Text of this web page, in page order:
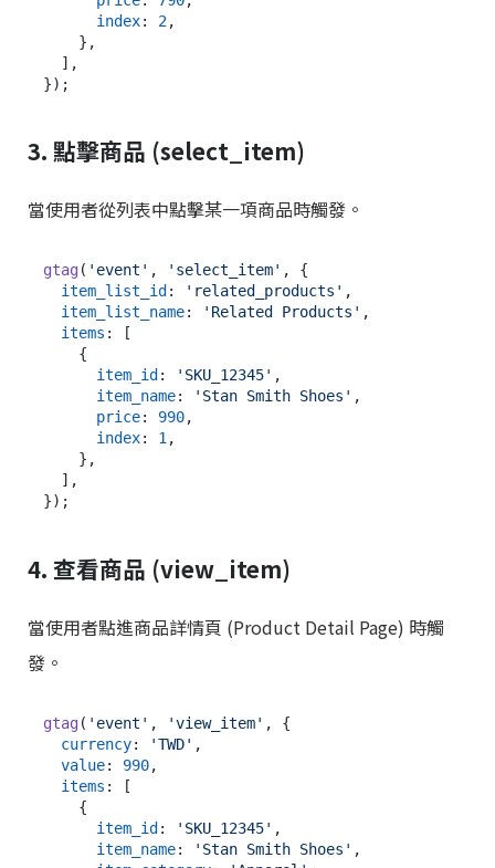
index: 2,
3. 點擊商品 (select_item)
當使用者從列表中點擊某一項商品時觸發。
gtag( 'event' , 'select_item' , {
item_list_id : 'related_products' ,
item_list_name: 'Related Products' ,
items : [
item_id : 'SKU_12345' ,
item_name: 'Stan Smith Shoes' ,
price: 990,
index: 1 ,
4. 查看商品 (view_item)
當使用者點進商品詳情頁 (Product Detail Page) 時觸
發。
gtag( 'event' , 'view_item' , {
currency: 'TWD' ,
value: 990,
items : [
item_id : 'SKU_12345' ,
item_name: 'Stan Smith Shoes' ,